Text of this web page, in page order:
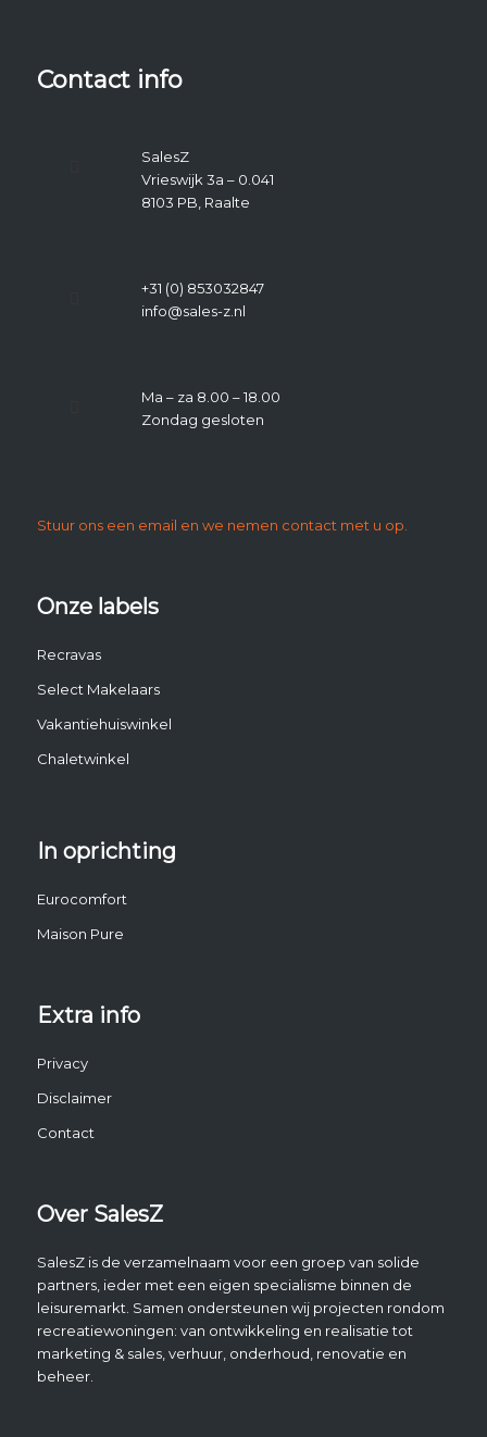
Contact info
SalesZ
Vrieswijk 3a – 0.041
8103 PB, Raalte
+31 (0) 853032847
info@sales-z.nl
Ma – za 8.00 – 18.00
Zondag gesloten
Stuur ons een email en we nemen contact met u op.
Onze labels
Recravas
Select Makelaars
Vakantiehuiswinkel
Chaletwinkel
In oprichting
Eurocomfort
Maison Pure
Extra info
Privacy
Disclaimer
Contact
Over SalesZ
SalesZ is de verzamelnaam voor een groep van solide
partners, ieder met een eigen specialisme binnen de
leisuremarkt. Samen ondersteunen wij projecten rondom
recreatiewoningen: van ontwikkeling en realisatie tot
marketing & sales, verhuur, onderhoud, renovatie en
beheer.